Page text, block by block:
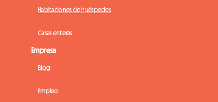
Habitaciones de huéspedes
Casas enteras
Empresa
Blog
Empleo